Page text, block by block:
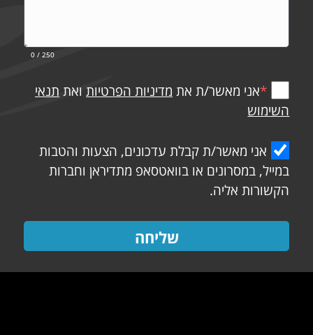
0 / 250
*אני מאשר/ת את מדיניות הפרטיות ואת תנאי
השימוש
אני מאשר/ת קבלת עדכונים, הצעות והטבות
במייל, במסרונים או בוואטסאפ מתדיראן וחברות
הקשורות אליה.
שליחה